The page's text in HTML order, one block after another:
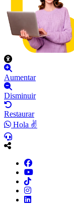
Aumentar
Disminuir
Restaurar
Hola ✌